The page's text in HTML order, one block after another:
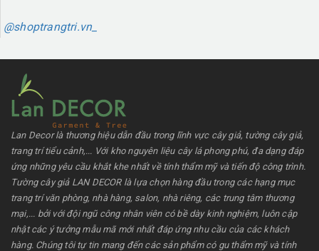
@shoptrangtri.vn_
Lan Decor là thương hiệu dẫn đầu trong lĩnh vực cây giả, tường cây giả,
trang trí tiểu cảnh,... Với kho nguyên liệu cây lá phong phú, đa dạng đáp
ứng những yêu cầu khắt khe nhất về tính thẩm mỹ và tiến độ công trình.
Tường cây giả LAN DECOR là lựa chọn hàng đầu trong các hạng mục
trang trí văn phòng, nhà hàng, salon, nhà riêng, các trung tâm thương
mại,... bởi với đội ngũ công nhân viên có bề dày kinh nghiệm, luôn cập
nhật các ý tưởng mẫu mã mới nhất đáp ứng nhu cầu của các khách
hàng. Chúng tôi tự tin mang đến các sản phẩm có gu thẩm mỹ và tính